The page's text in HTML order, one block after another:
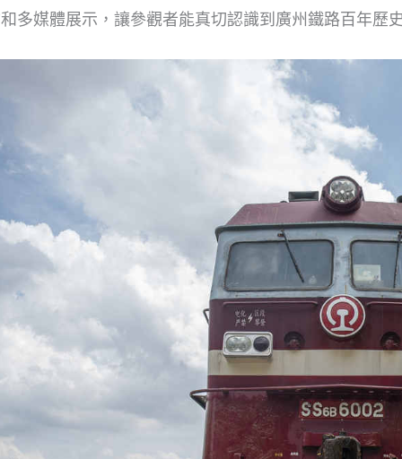
多媒體展示，讓參觀者能真切認識到廣州鐵路百年歷